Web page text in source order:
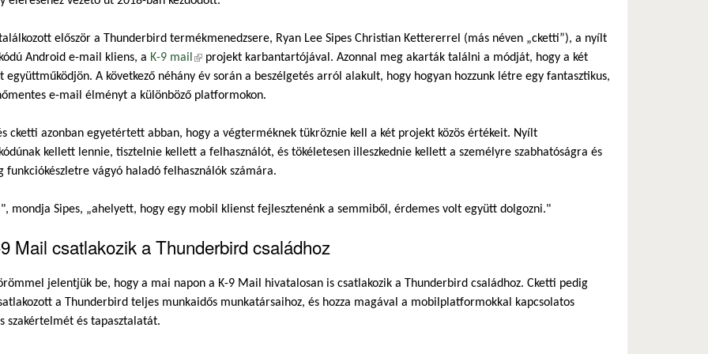
először a Thunderbird termékmenedzsere, Ryan Lee Sipes Christian Kettererrel (más néven „cketti”), a nyílt
Android e-mail kliens, a K-9 mail(külső hivatkozás)
projekt karbantartójával. Azonnal meg akarták találni a módját, hogy a két
együttműködjön. A következő néhány év során a beszélgetés arról alakult, hogy hogyan hozzunk létre egy fantasztikus,
e-mail élményt a különböző platformokon.
cketti azonban egyetértett abban, hogy a végterméknek tükröznie kell a két projekt közös értékeit. Nyílt
kellett lennie, tisztelnie kellett a felhasználót, és tökéletesen illeszkednie kellett a személyre szabhatóságra és
funkciókészletre vágyó haladó felhasználók számára.
mondja Sipes, „ahelyett, hogy egy mobil klienst fejlesztenénk a semmiből, érdemes volt együtt dolgozni."
Mail csatlakozik a Thunderbird családhoz
jelentjük be, hogy a mai napon a K-9 Mail hivatalosan is csatlakozik a Thunderbird családhoz. Cketti pedig
a Thunderbird teljes munkaidős munkatársaihoz, és hozza magával a mobilplatformokkal kapcsolatos
szakértelmét és tapasztalatát.